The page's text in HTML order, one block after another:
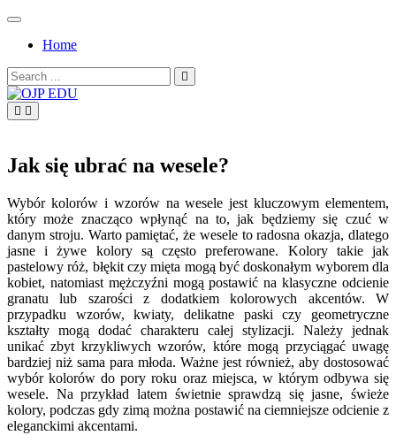
Skip
contentHome
Search
for:
Jak się ubrać na wesele?
Wybór kolorów i wzorów na wesele jest kluczowym elementem,
który może znacząco wpłynąć na to, jak będziemy się czuć w
danym stroju. Warto pamiętać, że wesele to radosna okazja, dlatego
jasne i żywe kolory są często preferowane. Kolory takie jak
pastelowy róż, błękit czy mięta mogą być doskonałym wyborem dla
kobiet, natomiast mężczyźni mogą postawić na klasyczne odcienie
granatu lub szarości z dodatkiem kolorowych akcentów. W
przypadku wzorów, kwiaty, delikatne paski czy geometryczne
kształty mogą dodać charakteru całej stylizacji. Należy jednak
unikać zbyt krzykliwych wzorów, które mogą przyciągać uwagę
bardziej niż sama para młoda. Ważne jest również, aby dostosować
wybór kolorów do pory roku oraz miejsca, w którym odbywa się
wesele. Na przykład latem świetnie sprawdzą się jasne, świeże
kolory, podczas gdy zimą można postawić na ciemniejsze odcienie z
eleganckimi akcentami.